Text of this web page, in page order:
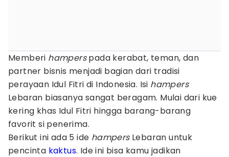
Memberi hamperspada kerabat, teman, dan
partner bisnis menjadi bagian dari tradisi
perayaan Idul Fitri di Indonesia. Isi hampers
Lebaran biasanya sangat beragam. Mulai dari kue
kering khas Idul Fitri hingga barang-barang
favorit si penerima.
Berikut ini ada 5 ide hampersLebaran untuk
pencinta kaktus. Ide ini bisa kamu jadikan